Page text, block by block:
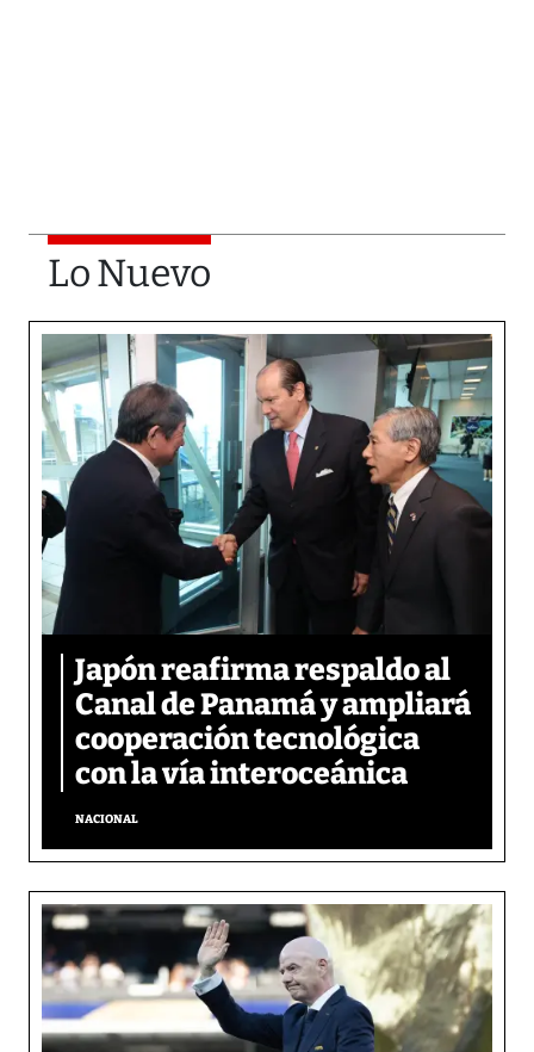
Lo Nuevo
Japón reafirma respaldo al
Canal de Panamá y ampliará
cooperación tecnológica
con la vía interoceánica
NACIONAL